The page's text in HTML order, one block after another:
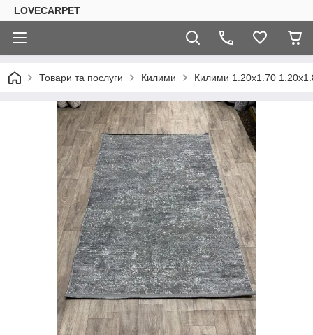
LOVECARPET
Товари та послуги Килими Килими 1.20х1.70